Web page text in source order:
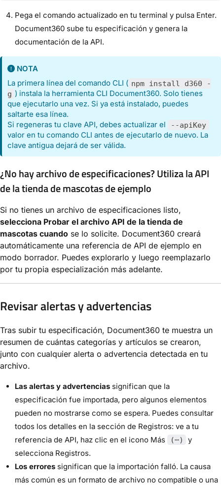
Pega el comando actualizado en tu terminal y pulsa Enter.
Document360 sube tu especificación y genera la
documentación de la API.
NOTA
La primera línea del comando CLI ( npm install d360 -
g ) instala la herramienta CLI Document360. Solo tienes
que ejecutarlo una vez. Si ya está instalado, puedes
saltarte esa línea.
Si regeneras tu clave API, debes actualizar el
--apiKey
valor en tu comando CLI antes de ejecutarlo de nuevo. La
clave antigua dejará de ser válida.
¿No hay archivo de especificaciones? Utiliza la API
de la tienda de mascotas de ejemplo
Si no tienes un archivo de especificaciones listo,
selecciona Probar el archivo API de la tienda de
mascotas cuando se lo solicite. Document360 creará
automáticamente una referencia de API de ejemplo en
modo borrador. Puedes explorarlo y luego reemplazarlo
por tu propia especialización más adelante.
Revisar alertas y advertencias
Tras subir tu especificación, Document360 te muestra un
resumen de cuántas categorías y artículos se crearon,
junto con cualquier alerta o advertencia detectada en tu
archivo.
Las alertas y advertencias significan que la
especificación fue importada, pero algunos elementos
pueden no mostrarse como se espera. Puedes consultar
todos los detalles en la sección de Registros: ve a tu
referencia de API, haz clic en el icono Más
(⋯)
y
selecciona Registros.
Los errores significan que la importación falló. La causa
más común es un formato de archivo no compatible o una